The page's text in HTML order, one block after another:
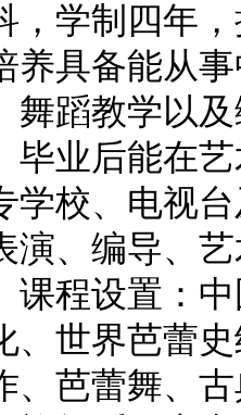
学制四年，
养具备能从
舞蹈教学以
毕业后能在
学校、电视
演、编导、
课程设置：
、世界芭蕾
、芭蕾舞、